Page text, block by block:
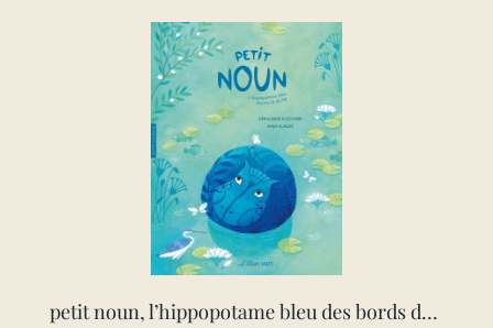
petit noun, l’hippopotame bleu des bords du nil – egypte anc